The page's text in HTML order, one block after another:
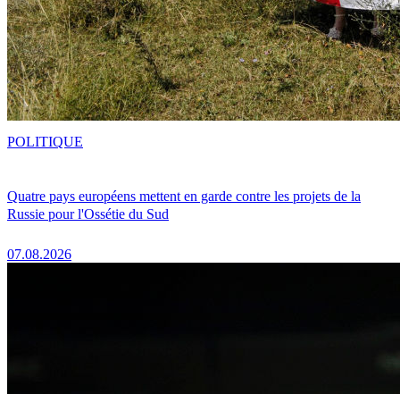
Quatre pays européens mettent en garde contre les projets de la
Russie pour l'Ossétie du Sud
07.08.2026
POLITIQUE